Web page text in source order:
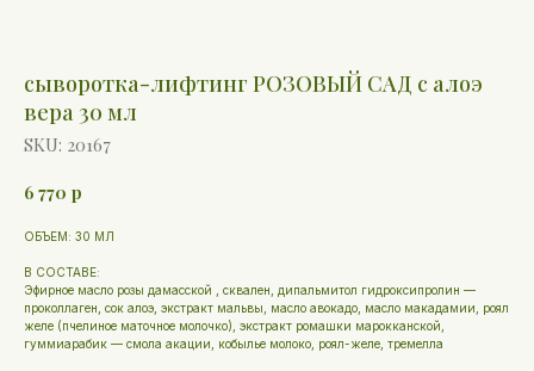
сыворотка-лифтинг РОЗОВЫЙ САД с алоэ
вера 30 мл
SKU: 20167
6 770 р
ОБЪЕМ: 30 МЛ
В СОСТАВЕ:
Эфирное масло розы дамасской , сквален, дипальмитол гидроксипролин —
проколлаген, сок алоэ, экстракт мальвы, масло авокадо, масло макадамии, роял
желе (пчелиное маточное молочко), экстракт ромашки марокканской,
гуммиарабик — смола акации, кобылье молоко, роял-желе, тремелла